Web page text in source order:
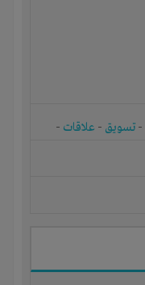
- تسويق - علاقات -